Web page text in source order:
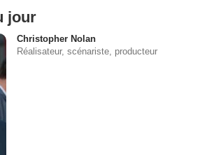
jour
Christopher Nolan
Réalisateur, scénariste, producteur